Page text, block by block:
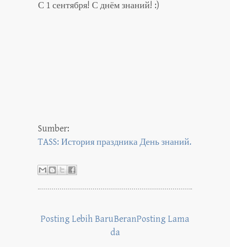
С 1 сентября! С днём знаний! :)
Sumber:
TASS: История праздника День знаний.
Posting Lebih Baru Posting Lama
Beran
da